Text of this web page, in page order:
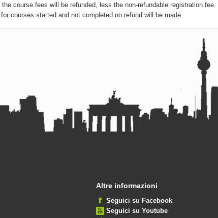
course fees will be refunded, less the non-refundable registration fee.
courses started and not completed no refund will be made.
Altre informazioni
Seguici su Facebook
Seguici su Youtube